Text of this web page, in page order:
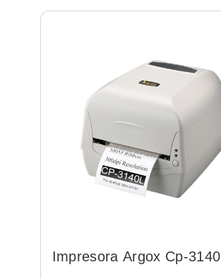
Impresora Argox Cp-3140l